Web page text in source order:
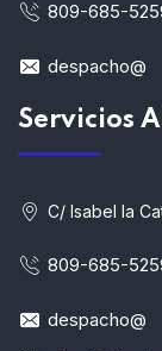
809-685-
despacho@
Servicios
C/ Isabel la
809-685-
despacho@